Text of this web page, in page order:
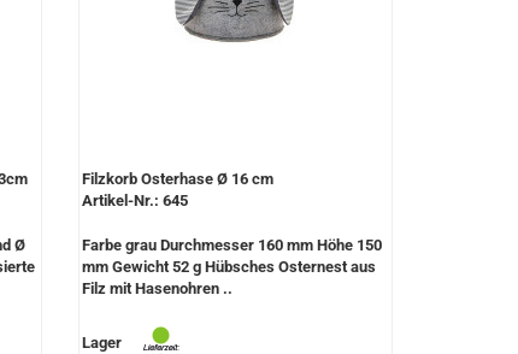
Ø
Filzkorb Osterhase Ø 16 cm
Artikel-Nr.: 645
Farbe grau Durchmesser 160 mm Höhe 150
mm Gewicht 52 g Hübsches Osternest aus
Filz mit Hasenohren ..
Lager